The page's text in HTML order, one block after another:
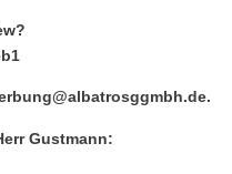
Gustmann: